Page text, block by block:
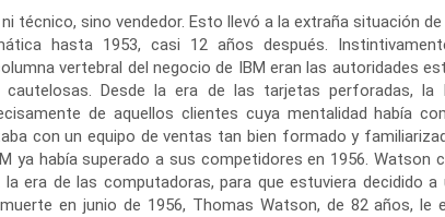
técnico, sino vendedor. Esto llevó a la extraña situación
hasta 1953, casi 12 años después.
vertebral del negocio de IBM eran las autoridades
cautelosas. Desde la era de las tarjetas perforadas, la
de aquellos clientes cuya mentalidad había
con un equipo de ventas tan bien formado y
ya había superado a sus competidores en 1956. Watson
era de las computadoras, para que estuviera decidido a
en junio de 1956, Thomas Watson, de 82 años, le